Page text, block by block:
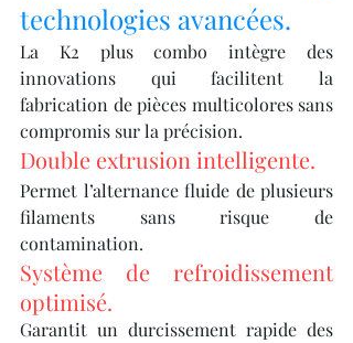
technologies avancées.
La K2 plus combo intègre des
innovations qui facilitent la
fabrication de pièces multicolores sans
compromis sur la précision.
Double extrusion intelligente.
Permet l’alternance fluide de plusieurs
filaments sans risque de
contamination.
Système de refroidissement
optimisé.
Garantit un durcissement rapide des